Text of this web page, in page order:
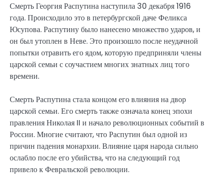
Смерть Георгия Распутина наступила 30 декабря 1916
года. Происходило это в петербургской даче Феликса
Юсупова. Распутину было нанесено множество ударов, и
он был утоплен в Неве. Это произошло после неудачной
попытки отравить его ядом, которую предприняли члены
царской семьи с соучастием многих знатных лиц того
времени.
Смерть Распутина стала концом его влияния на двор
царской семьи. Его смерть также означала конец эпохи
правления Николая II и начало революционных событий в
России. Многие считают, что Распутин был одной из
причин падения монархии. Влияние царя народа сильно
ослабло после его убийства, что на следующий год
привело к Февральской революции.